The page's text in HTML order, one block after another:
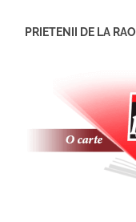
PRIETENII DE LA RAO